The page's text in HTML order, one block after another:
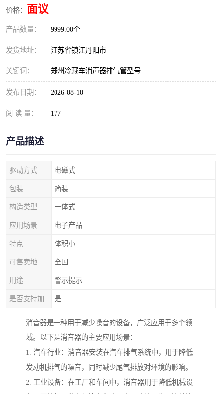
价格： 面议
产品数量： 9999.00个
发货地址： 江苏省镇江丹阳市
关键词： 郑州冷藏车消声器排气管型号
发布日期： 2026-08-10
阅 读 量： 177
产品描述
驱动方式 电磁式
包装 简装
构造类型 一体式
应用场景 电子产品
特点 体积小
可售卖地 全国
用途 警示提示
是
消音器是一种用于减少噪音的设备，广泛应用于多个领
域。以下是消音器的主要应用场景：
1. 汽车行业：消音器安装在汽车排气系统中，用于降低
发动机排气的噪音，同时减少尾气排放对环境的影响。
2. 工业设备：在工厂和车间中，消音器用于降低机械设